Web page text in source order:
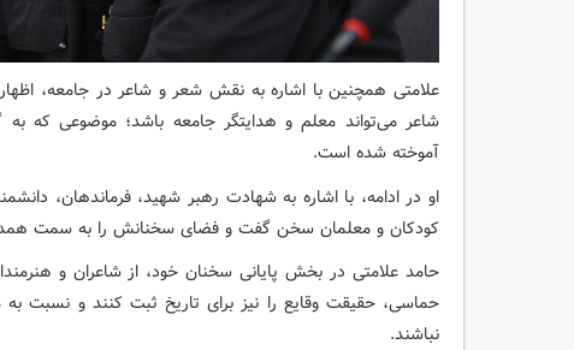
علامتی همچنین با اشاره به نقش شعر و شاعر در جامعه،
شاعر می‌تواند معلم و هدایتگر جامعه باشد؛ موضوعی که به
آموخته شده است.
او در ادامه، با اشاره به شهادت رهبر شهید، فرماندهان،
کودکان و معلمان سخن گفت و فضای سخنانش را به سمت
حامد علامتی در بخش پایانی سخنان خود، از شاعران و
حماسی، حقیقت وقایع را نیز برای تاریخ ثبت کنند و نسبت
نباشند.